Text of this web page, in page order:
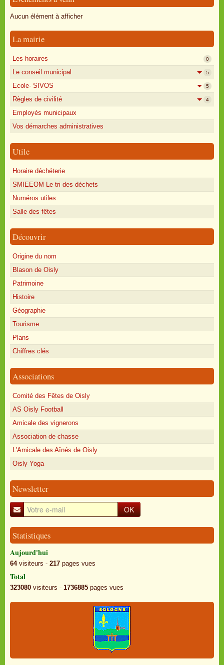
Oisly autrefois
Annonces
Aucun élément à afficher
La mairie
Les horaires 0
Le conseil municipal 5
Ecole- SIVOS 5
Règles de civilité 4
Employés municipaux
Vos démarches administratives
Utile
Horaire déchéterie
SMIEEOM Le tri des déchets
Numéros utiles
Salle des fêtes
Découvrir
Origine du nom
Blason de Oisly
Patrimoine
Histoire
Géographie
Tourisme
Plans
Chiffres clés
Associations
Comité des Fêtes de Oisly
AS Oisly Football
Amicale des vignerons
Association de chasse
L'Amicale des Aînés de Oisly
Oisly Yoga
Newsletter
OK
Statistiques
Aujourd'hui
64visiteurs - 217 pages vues
Total
323080 visiteurs - 1736885 pages vues